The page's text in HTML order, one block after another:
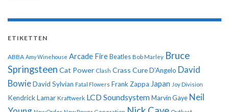
ETIKETTEN
ABBA Amy Winehouse Arcade Fire Beatles Bob Marley Bruce
Springsteen Cat Power Clash Crass CureD'Angelo David
BowieDavid Sylvian Fatal Flowers Frank Zappa Japan Joy Division
Kendrick Lamar Kraftwerk LCD Soundsystem Marvin Gaye Neil